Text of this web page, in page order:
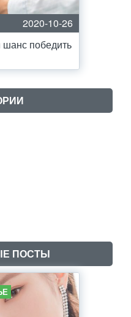
2020-10-26
победить
ПОСТЫ